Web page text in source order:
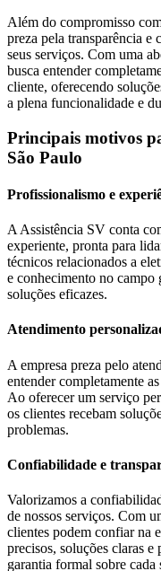
Além do compromisso
preza pela transparência e
seus serviços. Com uma
busca entender
cliente, oferecendo
a plena funcionalidade e
Principais motivos
São Paulo
Profissionalismo e
A Assistência SV conta
experiente, pronta para
técnicos relacionados a
e conhecimento no campo
soluções eficazes.
Atendimento
A empresa preza pelo
entender completamente
Ao oferecer um serviço
os clientes recebam
problemas.
Confiabilidade e
Valorizamos a
de nossos serviços. Com
clientes podem confiar na
precisos, soluções claras
garantia formal sobre cada